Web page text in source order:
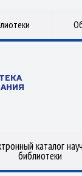
каталог
библиотеки